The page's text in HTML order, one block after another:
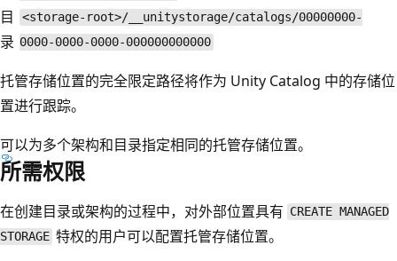
目
录
<storage-root>/__unitystorage/catalogs/00000000-
0000-0000-0000-000000000000
托管存储位置的完全限定路径将作为 Unity Catalog 中的存储位
置进行跟踪。
可以为多个架构和目录指定相同的托管存储位置。
所需权限
在创建目录或架构的过程中，对外部位置具有 CREATE MANAGED
STORAGE 特权的用户可以配置托管存储位置。